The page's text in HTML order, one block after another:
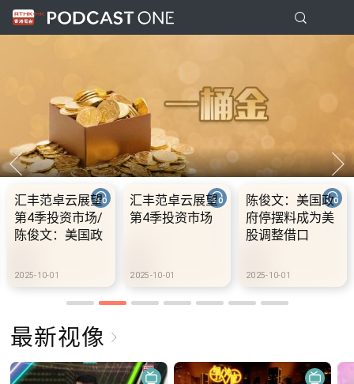
汇丰范卓云展望
第4季投资市场/
陈俊文：美国政
股调整借口
2025-10-01
汇丰范卓云展望
第4季投资市场
2025-10-01
陈俊文：美国政
府停摆料成为美
股调整借口
2025-10-01
最新视像